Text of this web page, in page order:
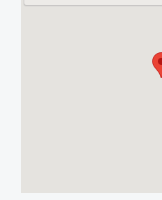
- Телефон стаціонарний